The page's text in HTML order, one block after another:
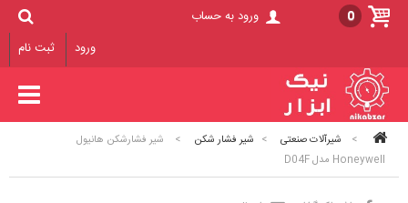
0
ورود به حساب
ورود
ثبت نام
> شیرآلات صنعتی > شیر فشار شکن >
شیر فشارشکن هانیول
Honeywell مدل D04F